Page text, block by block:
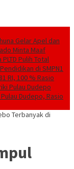
Gelar Apel dan
Minta Maaf
Pulih Total
di SMPN1
RI, 100 % Rasio
Pulau Dudepo
Dudepo, Rasio
Terbanyak di